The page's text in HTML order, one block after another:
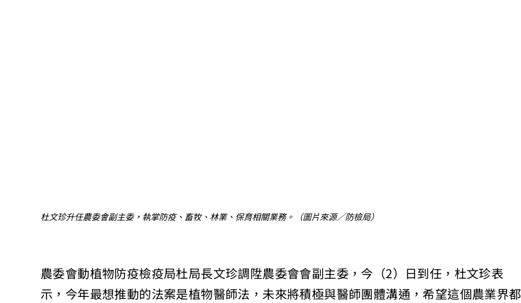
杜文珍升任農委會副主委，執掌防疫、畜牧、林業、保育相關業務。（圖片來源／防檢局）
農委會動植物防疫檢疫局杜局長文珍調陞農委會會副主委，今（2）日到任，杜文珍表
示，今年最想推動的法案是植物醫師法，未來將積極與醫師團體溝通，希望這個農業界都